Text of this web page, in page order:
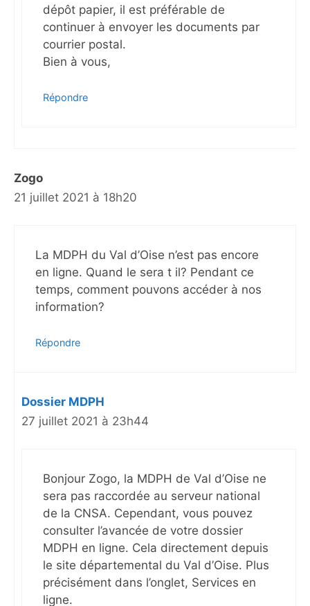
dépôt papier, il est préférable de
continuer à envoyer les documents par
courrier postal.
Bien à vous,
Répondre
Zogo
21 juillet 2021 à 18h20
La MDPH du Val d’Oise n’est pas encore
en ligne. Quand le sera t il? Pendant ce
temps, comment pouvons accéder à nos
information?
Répondre
Dossier MDPH
27 juillet 2021 à 23h44
Bonjour Zogo, la MDPH de Val d’Oise ne
sera pas raccordée au serveur national
de la CNSA. Cependant, vous pouvez
consulter l’avancée de votre dossier
MDPH en ligne. Cela directement depuis
le site départemental du Val d’Oise. Plus
précisément dans l’onglet, Services en
ligne.